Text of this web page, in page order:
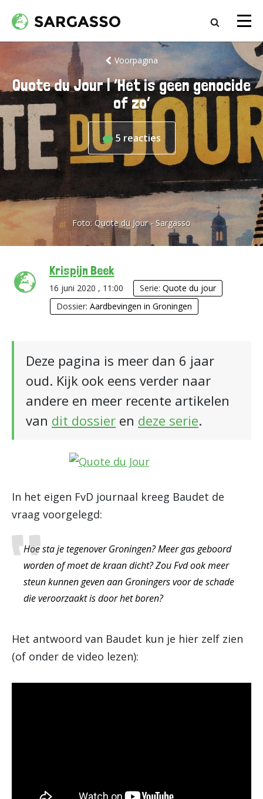
Voorpagina
Quote du Jour | ‘Het is geen genocide
of zo’
5 reacties
Foto: Quote du Jour - Sargasso
Krispijn Beek
16 juni 2020 , 11:00 Serie: Quote du jour
Dossier: Aardbevingen in Groningen
Deze pagina is meer dan 6 jaar
oud. Kijk ook eens verder naar
andere en meer recente artikelen
van dit dossier en deze serie.
In het eigen FvD journaal kreeg Baudet de
vraag voorgelegd:
Hoe sta je tegenover Groningen? Meer gas geboord
worden of moet de kraan dicht? Zou Fvd ook meer
steun kunnen geven aan Groningers voor de schade
die veroorzaakt is door het boren?
Het antwoord van Baudet kun je hier zelf zien
(of onder de video lezen):